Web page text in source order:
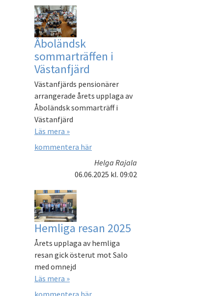
Åboländsk
sommarträffen i
Västanfjärd
Västanfjärds pensionärer
arrangerade årets upplaga av
Åboländsk sommarträff i
Västanfjärd
Läs mera »
kommentera här
Helga Rajala
06.06.2025 kl. 09:02
Hemliga resan 2025
Årets upplaga av hemliga
resan gick österut mot Salo
med omnejd
Läs mera »
kommentera här